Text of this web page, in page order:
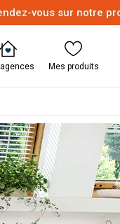
vous sur notre
Mes produits